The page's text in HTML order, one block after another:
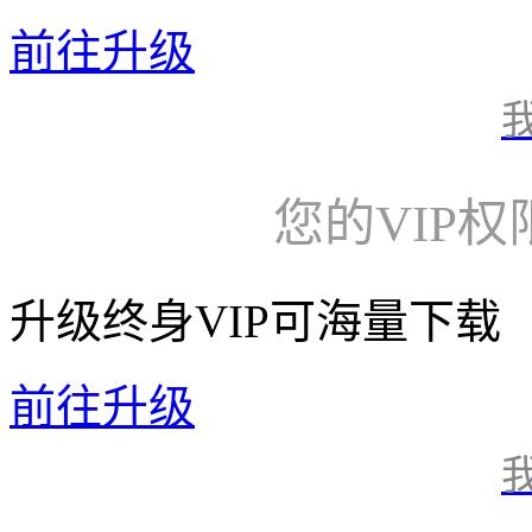
前往升级
您的VIP权
升级终身VIP可海量下载
前往升级